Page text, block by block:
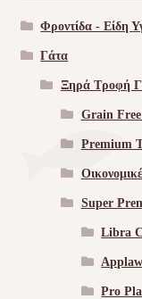
Φροντίδα - Είδη
Γάτα
Ξηρά Τροφή
Grain Free
Premium
Super
Libra
Pro